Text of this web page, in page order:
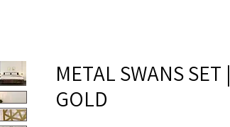
METAL SWANS SET |
GOLD